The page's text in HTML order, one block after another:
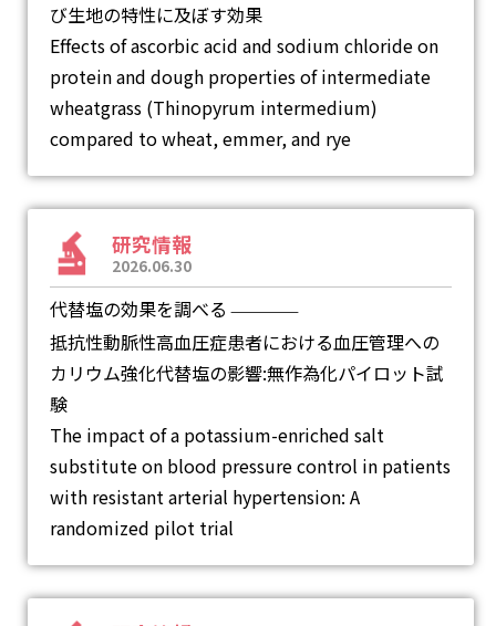
び生地の特性に及ぼす効果
Effects of ascorbic acid and sodium chloride on
protein and dough properties of intermediate
wheatgrass (Thinopyrum intermedium)
compared to wheat, emmer, and rye
研究情報
2026.06.30
代替塩の効果を調べる ―
抵抗性動脈性高血圧症患者における血圧管理への
カリウム強化代替塩の影響:無作為化パイロット試
験
The impact of a potassium-enriched salt
substitute on blood pressure control in patients
with resistant arterial hypertension: A
randomized pilot trial